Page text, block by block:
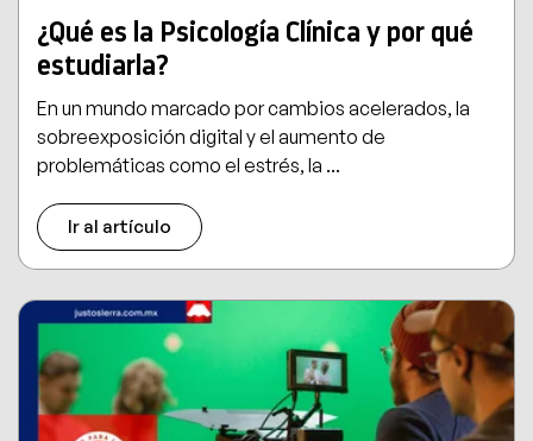
¿Qué es la Psicología Clínica y por qué
estudiarla?
En un mundo marcado por cambios acelerados, la
sobreexposición digital y el aumento de
problemáticas como el estrés, la ...
Ir al artículo